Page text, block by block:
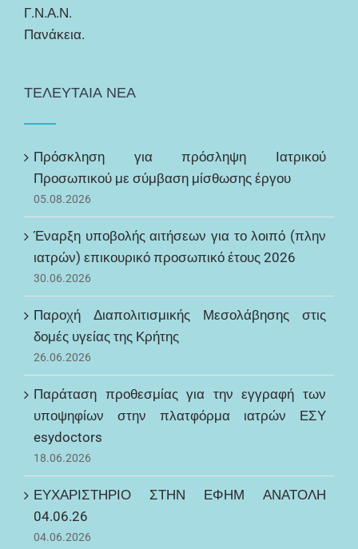
Γ.Ν.Α.Ν.
Πανάκεια.
ΤΕΛΕΥΤΑΙΑ ΝΕΑ
Πρόσκληση για πρόσληψη Ιατρικού
Προσωπικού με σύμβαση μίσθωσης έργου
05.08.2026
Έναρξη υποβολής αιτήσεων για το λοιπό (πλην
ιατρών) επικουρικό προσωπικό έτους 2026
30.06.2026
Παροχή Διαπολιτισμικής Μεσολάβησης στις
δομές υγείας της Κρήτης
26.06.2026
Παράταση προθεσμίας για την εγγραφή των
υποψηφίων στην πλατφόρμα ιατρών ΕΣΥ
esydoctors
18.06.2026
ΕΥΧΑΡΙΣΤΗΡΙΟ ΣΤΗΝ ΕΦΗΜ ΑΝΑΤΟΛΗ
04.06.26
04.06.2026